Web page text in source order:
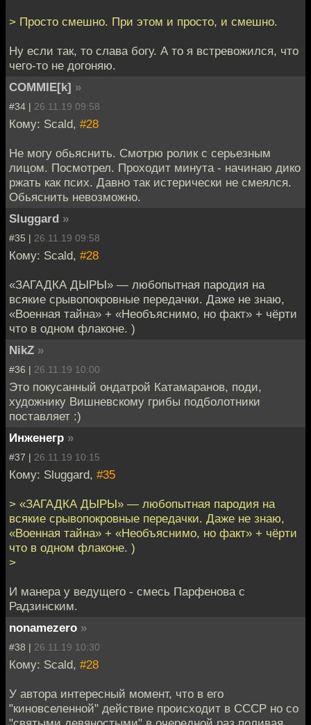
> Просто смешно. При этом и просто, и смешно.
Ну если так, то слава богу. А то я встревожился, что
чего-то не догоняю.
COMMIE[k] »
#34 | 26.11.19 09:58
Кому: Scald, #28
Не могу обьяснить. Смотрю ролик с серьезным
лицом. Посмотрел. Проходит минута - начинаю дико
ржать как псих. Давно так истерически не смеялся.
Обьяснить невозможно.
Sluggard »
#35 | 26.11.19 09:58
Кому: Scald, #28
«ЗАГАДКА ДЫРЫ» — любопытная пародия на
всякие срывопокровные передачки. Даже не знаю,
«Военная тайна» + «Необъяснимо, но факт» + чёрти
что в одном флаконе. )
NikZ »
#36 | 26.11.19 10:00
Это покусанный ондатрой Катамаранов, поди,
художнику Вишневскому грибы подболотники
поставляет :)
Инженегр »
#37 | 26.11.19 10:15
Кому: Sluggard, #35
> «ЗАГАДКА ДЫРЫ» — любопытная пародия на
всякие срывопокровные передачки. Даже не знаю,
«Военная тайна» + «Необъяснимо, но факт» + чёрти
что в одном флаконе. )
>
И манера у ведущего - смесь Парфенова с
Радзинским.
nonamezero »
#38 | 26.11.19 10:30
Кому: Scald, #28
У автора интересный момент, что в его
"киновселенной" действие происходит в СССР но со